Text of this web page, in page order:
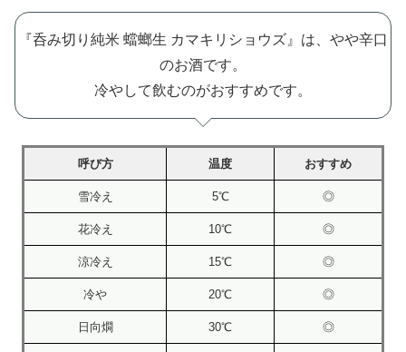
『呑み切り純米 蟷螂生 カマキリショウズ』は、やや辛口
のお酒です。
冷やして飲むのがおすすめです。
呼び方 温度 おすすめ
雪冷え 5℃ ◎
花冷え 10℃ ◎
涼冷え 15℃ ◎
冷や 20℃ ◎
日向燗 30℃ ◎